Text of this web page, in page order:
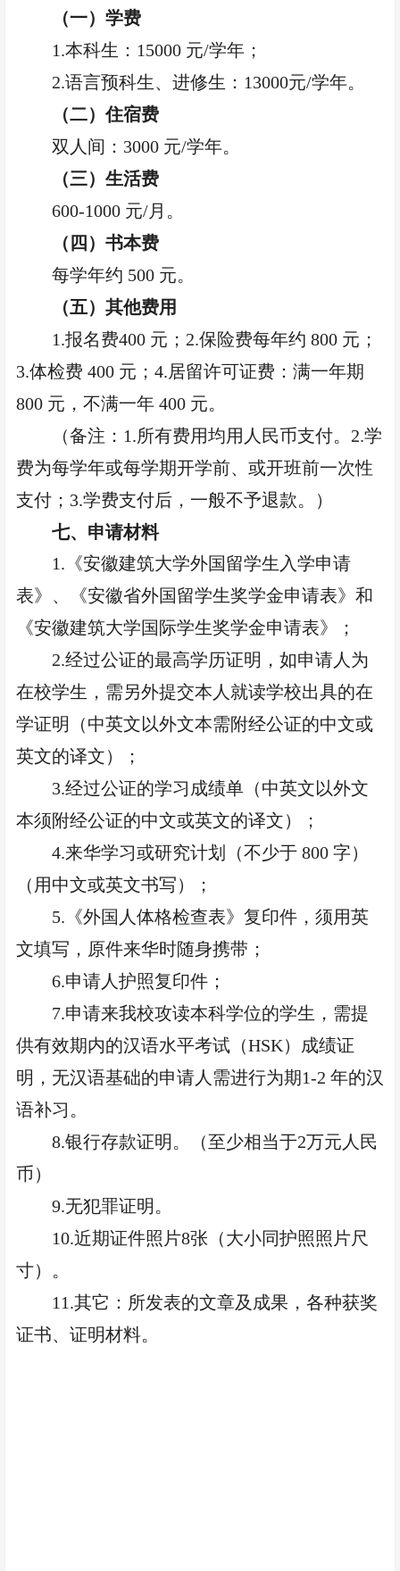
（一）学费
1.本科生：15000 元/学年；
2.语言预科生、进修生：13000元/学年。
（二）住宿费
双人间： 3000 元/学年。
（三）生活费
600-1000 元/月。
（四）书本费
每学年约 500 元。
（五）其他费用
1.报名费400 元；2.保险费每年约 800 元；
3.体检费 400 元；4.居留许可证费：满一年期
800 元，不满一年 400 元。
（备注： 1.所有费用均用人民币支付。2.学
费为每学年或每学期开学前、或开班前一次性
支付；3.学费支付后，一般不予退款。）
七、申请材料
1.《安徽建筑大学外国留学生入学申请
表》、《安徽省外国留学生奖学金申请表》和
《安徽建筑大学国际学生奖学金申请表》；
2.经过公证的最高学历证明，如申请人为
在校学生，需另外提交本人就读学校出具的在
学证明（中英文以外文本需附经公证的中文或
英文的译文）；
3.经过公证的学习成绩单（中英文以外文
本须附经公证的中文或英文的译文）；
4.来华学习或研究计划（不少于 800 字）
（用中文或英文书写）；
5.《外国人体格检查表》复印件，须用英
文填写，原件来华时随身携带；
6.申请人护照复印件；
7.申请来我校攻读本科学位的学生，需提
供有效期内的汉语水平考试（HSK）成绩证
明，无汉语基础的申请人需进行为期1-2 年的汉
语补习。
8.银行存款证明。（至少相当于2万元人民
币）
9.无犯罪证明。
10.近期证件照片8张（大小同护照照片尺
寸）。
11.其它：所发表的文章及成果，各种获奖
证书、证明材料。